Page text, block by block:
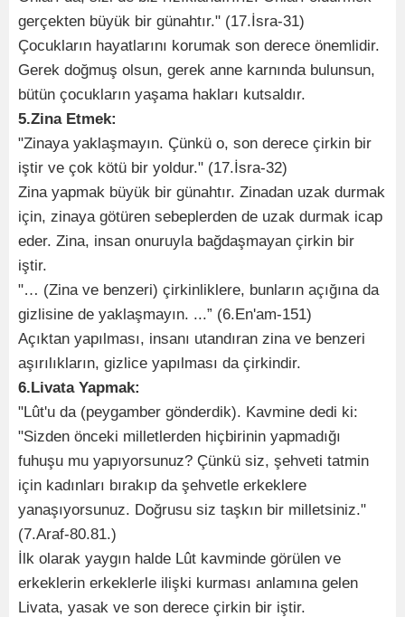
gerçekten büyük bir günahtır." (17.İsra-31)
Çocukların hayatlarını korumak son derece önemlidir.
Gerek doğmuş olsun, gerek anne karnında bulunsun,
bütün çocukların yaşama hakları kutsaldır.
5.Zina Etmek:
"Zinaya yaklaşmayın. Çünkü o, son derece çirkin bir
iştir ve çok kötü bir yoldur." (17.İsra-32)
Zina yapmak büyük bir günahtır. Zinadan uzak durmak
için, zinaya götüren sebeplerden de uzak durmak icap
eder. Zina, insan onuruyla bağdaşmayan çirkin bir
iştir.
"… (Zina ve benzeri) çirkinliklere, bunların açığına da
gizlisine de yaklaşmayın. ...” (6.En'am-151)
Açıktan yapılması, insanı utandıran zina ve benzeri
aşırılıkların, gizlice yapılması da çirkindir.
6.Livata Yapmak:
"Lût'u da (peygamber gönderdik). Kavmine dedi ki:
"Sizden önceki milletlerden hiçbirinin yapmadığı
fuhuşu mu yapıyorsunuz? Çünkü siz, şehveti tatmin
için kadınları bırakıp da şehvetle erkeklere
yanaşıyorsunuz. Doğrusu siz taşkın bir milletsiniz."
(7.Araf-80.81.)
İlk olarak yaygın halde Lût kavminde görülen ve
erkeklerin erkeklerle ilişki kurması anlamına gelen
Livata, yasak ve son derece çirkin bir iştir.